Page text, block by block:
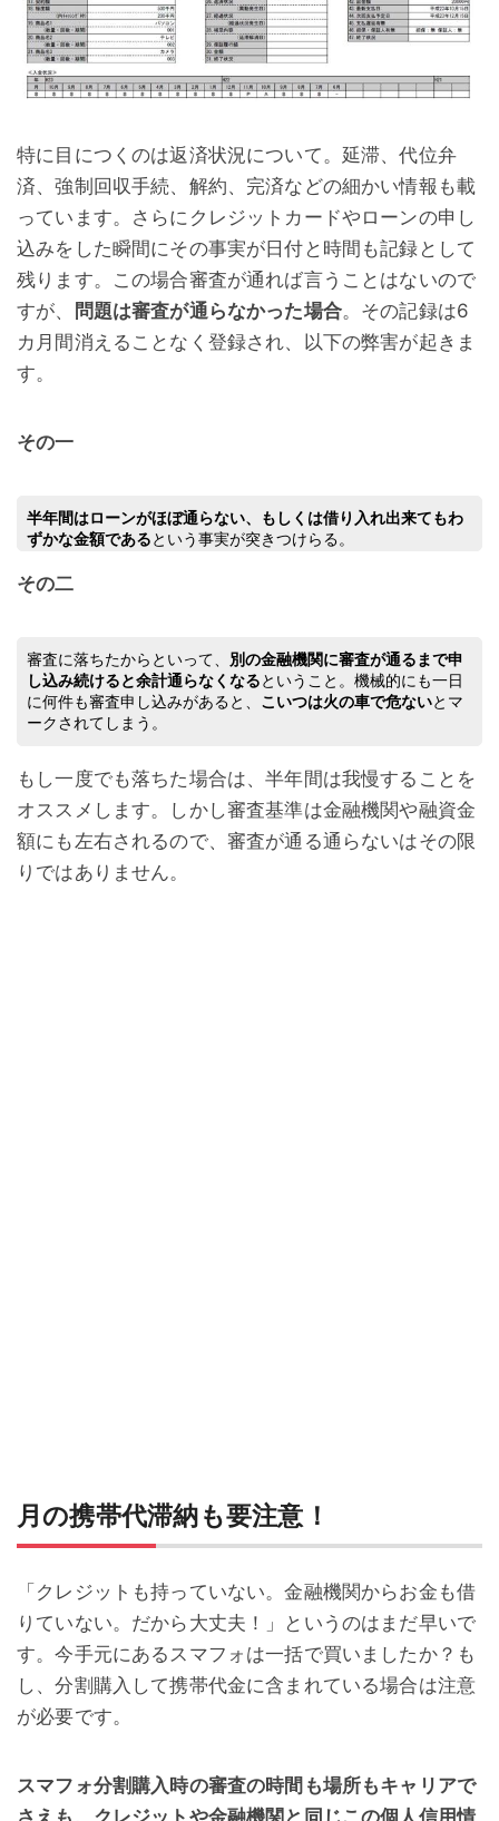
特に目につくのは返済状況について。延滞、代位弁
済、強制回収手続、解約、完済などの細かい情報も載
っています。さらにクレジットカードやローンの申し
込みをした瞬間にその事実が日付と時間も記録として
残ります。この場合審査が通れば言うことはないので
すが、
問題は審査が通らなかった場合。その記録は6
カ月間消えることなく登録され、以下の弊害が起きま
す。
その一
半年間はローンがほぼ通らない、もしくは借り入れ出来てもわ
ずかな金額であるという事実が突きつけらる。
その二
審査に落ちたからといって、 別の金融機関に審査が通るまで申
し込み続けると余計通らなくなるということ。機械的にも一日
に何件も審査申し込みがあると、 こいつは火の車で危ないとマ
ークされてしまう。
もし一度でも落ちた場合は、半年間は我慢することを
オススメします。しかし審査基準は金融機関や融資金
額にも左右されるので、審査が通る通らないはその限
りではありません。
月の携帯代滞納も要注意！
「クレジットも持っていない。金融機関からお金も借
りていない。だから大丈夫！」というのはまだ早いで
す。今手元にあるスマフォは一括で買いましたか？も
し、分割購入して携帯代金に含まれている場合は注意
が必要です。
スマフォ分割購入時の審査の時間も場所もキャリアで